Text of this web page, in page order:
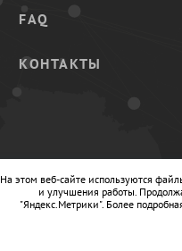
FAQ
КОНТАКТЫ
На этом веб-сайте используются
и улучшения работы.
"Яндекс.Метрики". Более